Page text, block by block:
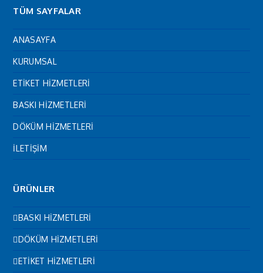
TÜM SAYFALAR
ANASAYFA
KURUMSAL
ETİKET HİZMETLERİ
BASKI HİZMETLERİ
DÖKÜM HİZMETLERİ
İLETİŞİM
ÜRÜNLER
BASKI HİZMETLERİ
DÖKÜM HİZMETLERİ
ETİKET HİZMETLERİ